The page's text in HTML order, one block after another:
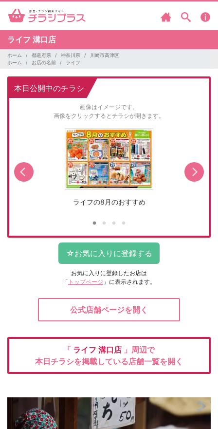
ライフ 溝口店
ホーム 都道府県 神奈川県
川崎市高津区
ホーム
お店の名前 ライフ
本日公開中のチラシ
画像はイメージです。
画像をクリックするとチラシが開きます。
ライフの8月のおすすめ
お気に入りに登録したお店は
「 トップページ 」に表示されます。
公式店舗ページを開く
「 ライフ 溝口店 」周辺で
本日チラシを掲載している店舗一覧を開く